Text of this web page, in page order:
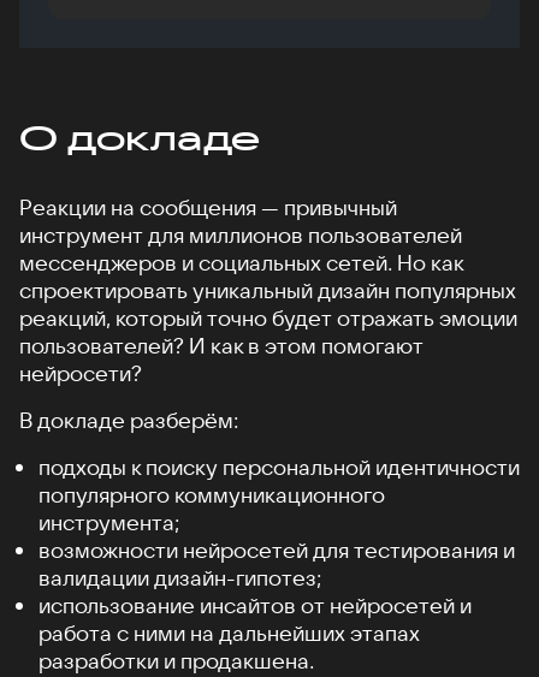
О докладе
Реакции на сообщения — привычный
инструмент для миллионов пользователей
мессенджеров и социальных сетей. Но как
спроектировать уникальный дизайн популярных
реакций, который точно будет отражать эмоции
пользователей? И как в этом помогают
нейросети?
В докладе разберём:
подходы к поиску персональной идентичности
популярного коммуникационного
инструмента;
возможности нейросетей для тестирования и
валидации дизайн-гипотез;
использование инсайтов от нейросетей и
работа с ними на дальнейших этапах
разработки и продакшена.